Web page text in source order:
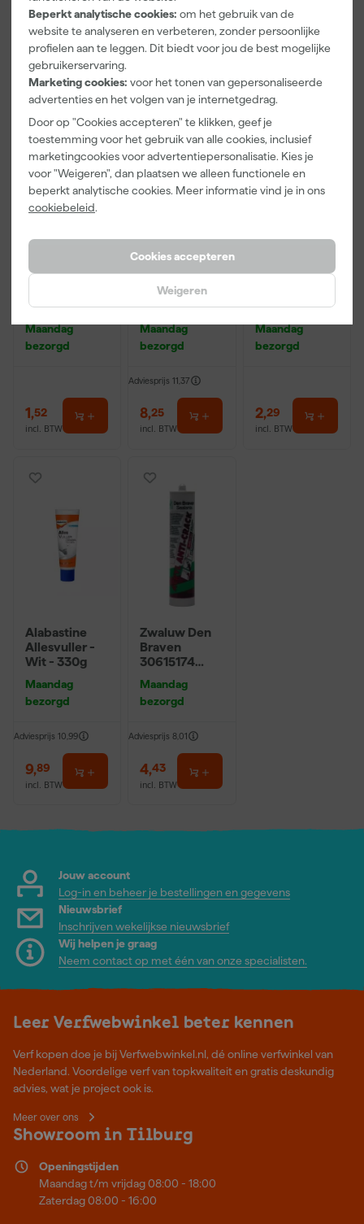
Beperkt analytische cookies: om het gebruik van de
website te analyseren en verbeteren, zonder persoonlijke
profielen aan te leggen. Dit biedt voor jou de best mogelijke
gebruikerservaring.
Marketing cookies: voor het tonen van gepersonaliseerde
advertenties en het volgen van je internetgedrag.
Door op "Cookies accepteren" te klikken, geef je
toestemming voor het gebruik van alle cookies, inclusief
marketingcookies voor advertentiepersonalisatie. Kies je
voor "Weigeren", dan plaatsen we alleen functionele en
beperkt analytische cookies. Meer informatie vind je in ons
cookiebeleid.
Cookies accepteren
Weigeren
6, 50
incl. BTW
6 ,99 19,95
Klingspor
96X123mm
Maandag
bezorgd
1,52
incl. BTW
Staalmeester
Patentpuntkw
ast Pro-
10 (2cm)
Maandag
bezorgd
Adviesprijs 11,37
8,25
incl. BTW
Anza PRO
schoen - maat
Maandag
bezorgd
2,29
incl. BTW
Alabastine
Allesvuller -
Wit - 330g
Maandag
bezorgd
Adviesprijs 10,99
9,89
incl. BTW
Zwaluw Den
Braven
30615174
Crack
Acrylaatkit -
Maandag
bezorgd
Adviesprijs 8,01
4,43
incl. BTW
Jouw account
Log-in en beheer je bestellingen en gegevens
Nieuwsbrief
Inschrijven wekelijkse nieuwsbrief
Wij helpen je graag
Neem contact op met één van onze specialisten.
Leer Verfwebwinkel beter kennen
Verf kopen doe je bij Verfwebwinkel.nl, dé online verfwinkel van
Nederland. Voordelige verf van topkwaliteit en gratis deskundig
advies, wat je project ook is.
Meer over ons
Showroom in Tilburg
Openingstijden
Maandag t/m vrijdag 08:00 - 18:00
Zaterdag 08:00 - 16:00